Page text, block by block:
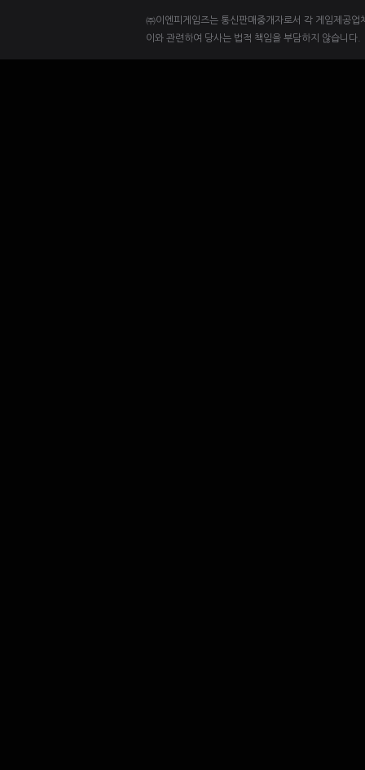
㈜이엔피게임즈는 통신판매중개자로서 각 게임제공
이와 관련하여 당사는 법적 책임을 부담하지 않습니다.